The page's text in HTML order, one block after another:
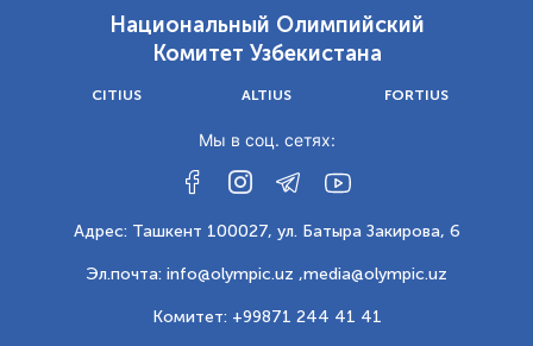
Национальный Олимпийский
Комитет Узбекистана
CITIUS ALTIUS FORTIUS
Мы в соц. сетях:
Адрес: Ташкент 100027, ул. Батыра Закирова, 6
Эл.почта: info@olympic.uz ,media@olympic.uz
Комитет: +99871 244 41 41